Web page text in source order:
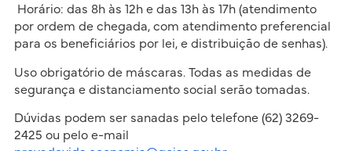
Horário: das 8h às 12h e das 13h às 17h (atendimento
por ordem de chegada, com atendimento preferencial
para os beneficiários por lei, e distribuição de senhas).
Uso obrigatório de máscaras. Todas as medidas de
segurança e distanciamento social serão tomadas.
Dúvidas podem ser sanadas pelo telefone (62) 3269-
2425 ou pelo e-mail